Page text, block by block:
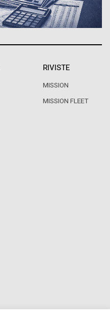
RIVISTE
MISSION
MISSION FLEET